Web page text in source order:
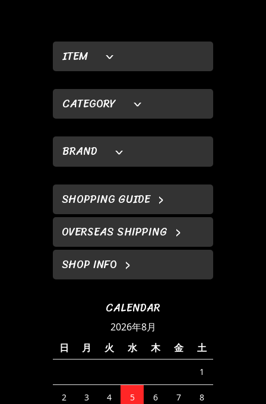
ITEM
CATEGORY
BRAND
SHOPPING GUIDE
OVERSEAS SHIPPING
SHOP INFO
CALENDAR
2026年8月
日
月 火 水 木 金 土
1
2 3 4 5 6 7 8